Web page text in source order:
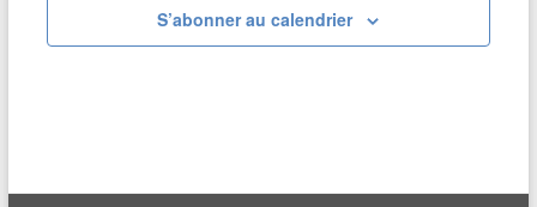
S’abonner au calendrier